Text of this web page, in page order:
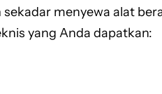
menyewa alat
yang Anda dapatkan: